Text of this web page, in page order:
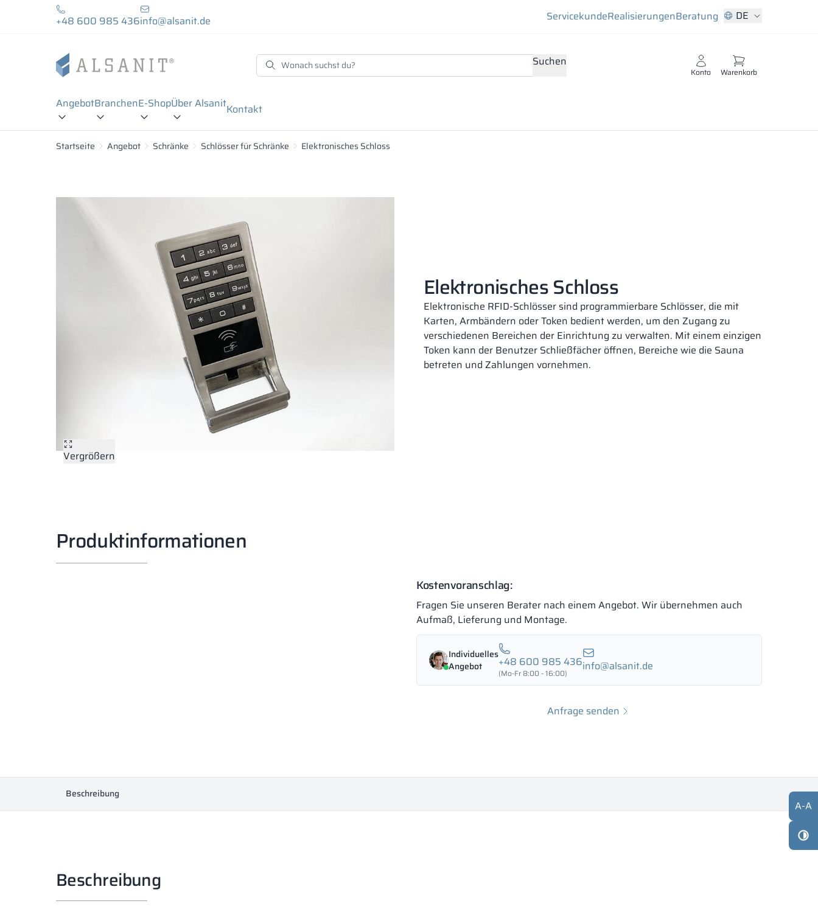
+48 600 985 436info@alsanit.de ServicekundeRealisierungenBeratung DE
Suchen
Konto Warenkorb
AngebotBranchenE-ShopÜber AlsanitKontakt
Startseite Angebot Schränke Schlösser für Schränke Elektronisches Schloss
Vergrößern
Elektronisches Schloss
Elektronische RFID-Schlösser sind programmierbare Schlösser, die mit
Karten, Armbändern oder Token bedient werden, um den Zugang zu
verschiedenen Bereichen der Einrichtung zu verwalten. Mit einem einzigen
Token kann der Benutzer Schließfächer öffnen, Bereiche wie die Sauna
betreten und Zahlungen vornehmen.
Produktinformationen
Kostenvoranschlag:
Fragen Sie unseren Berater nach einem Angebot. Wir übernehmen auch
Aufmaß, Lieferung und Montage.
Individuelles
Angebot
+48 600 985 436
(Mo-Fr 8:00 - 16:00) info@alsanit.de
Anfrage senden
Beschreibung
Beschreibung
A-A